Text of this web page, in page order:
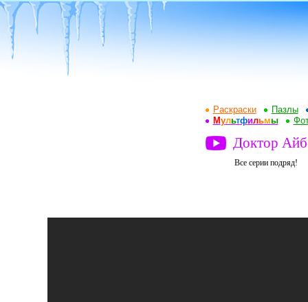
Раскраски
Пазлы
Мультфильмы
Доктор
Все серии подряд!